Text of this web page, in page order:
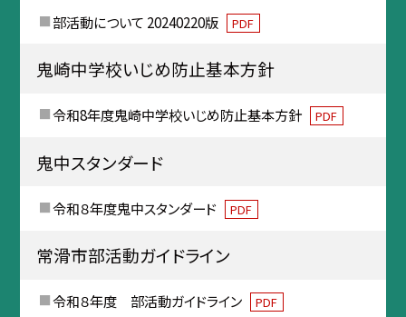
部活動について 20240220版 PDF
鬼崎中学校いじめ防止基本方針
令和8年度鬼崎中学校いじめ防止基本方針 PDF
鬼中スタンダード
令和８年度鬼中スタンダード PDF
常滑市部活動ガイドライン
令和８年度 部活動ガイドライン PDF